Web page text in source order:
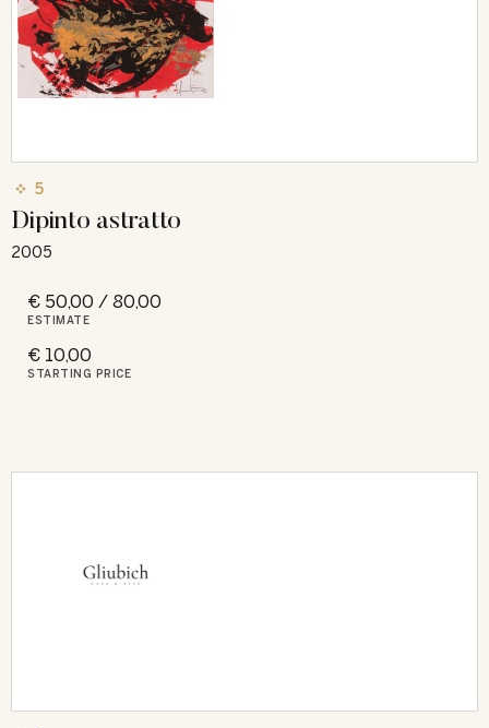
5
Dipinto astratto
2005
€ 50,00 / 80,00
ESTIMATE
€ 10,00
STARTING PRICE